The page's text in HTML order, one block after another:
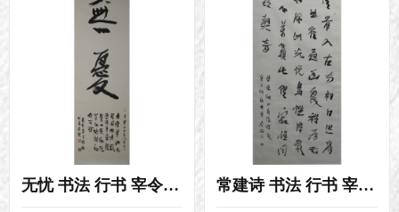
无忧 书法 行书 宰令石 （108X35 常建诗 书法 行书 宰令石 4尺（138